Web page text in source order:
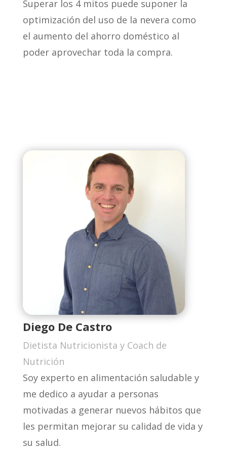
Superar los 4 mitos puede suponer la
optimización del uso de la nevera como
el aumento del ahorro doméstico al
poder aprovechar toda la compra.
Diego De Castro
Dietista Nutricionista y Coach de
Nutrición
Soy experto en alimentación saludable y
me dedico a ayudar a personas
motivadas a generar nuevos hábitos que
les permitan mejorar su calidad de vida y
su salud.